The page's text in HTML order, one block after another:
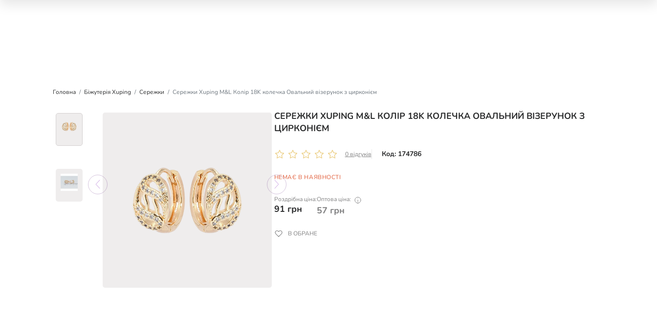
Головна Біжутерія Xuping Сережки Сережки Xuping M&L Колір 18K колечка Овальний візерунок з цирконієм
СЕРЕЖКИ XUPING M&L КОЛІР 18K КОЛЕЧКА ОВАЛЬНИЙ ВІЗЕРУНОК З
ЦИРКОНІЄМ
0 відгуків Код: 174786
НЕМАЄ В НАЯВНОСТІ
Роздрібна ціна:
91 грн
Оптова ціна:
57 грн
В ОБРАНЕ